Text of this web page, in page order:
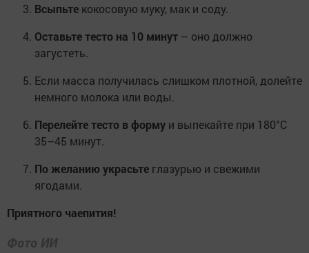
Всыпьте кокосовую муку, мак и соду.
Оставьте тесто на 10 минут – оно должно
загустеть.
Если масса получилась слишком плотной, долейте
немного молока или воды.
Перелейте тесто в форму и выпекайте при 180°C
35–45 минут.
По желанию украсьте глазурью и свежими
ягодами.
Приятного чаепития!
Фото ИИ